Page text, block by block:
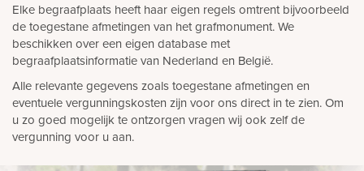
Elke begraafplaats heeft haar eigen regels omtrent bijvoorbeeld
de toegestane afmetingen van het grafmonument. We
beschikken over een eigen database met
begraafplaatsinformatie van Nederland en België.
Alle relevante gegevens zoals toegestane afmetingen en
eventuele vergunningskosten zijn voor ons direct in te zien. Om
u zo goed mogelijk te ontzorgen vragen wij ook zelf de
vergunning voor u aan.